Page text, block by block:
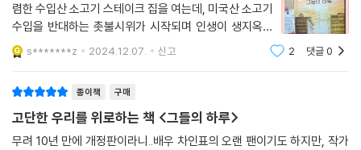
렴한 수입산 소고기 스테이크 집을 여는데, 미국산 소고기
수입을 반대하는 촛불시위가 시작되며 인생이 생지옥으
로 떨어지는데~~~ 투 - 보조출연으로 생계를 겨우 버티
고 있는 이보출 씨. 이혼하고 누이 집에 맡긴 아들이 매일
s*******z 2024.12.07. 신고 2 댓글0
종이책 구매
고단한 우리를 위로하는 책 <그들의 하루>
무려 10년 만에 개정판이라니..배우 차인표의 오랜 팬이기도 하지만, 작가